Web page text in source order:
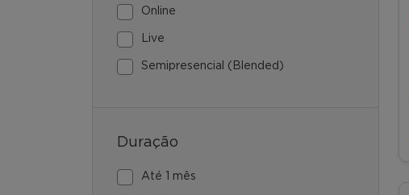
Online
Live
Semipresencial (Blended)
Duração
Até 1 mês